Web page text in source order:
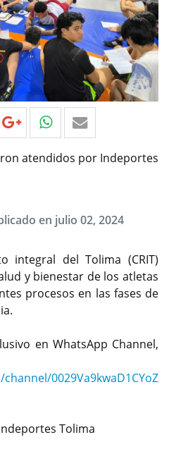
atendidos por Indeportes
en julio 02, 2024
integral del Tolima (CRIT)
y bienestar de los atletas
procesos en las fases de
en WhatsApp Channel,
0029Va9kwaD1CYoZ
Tolima